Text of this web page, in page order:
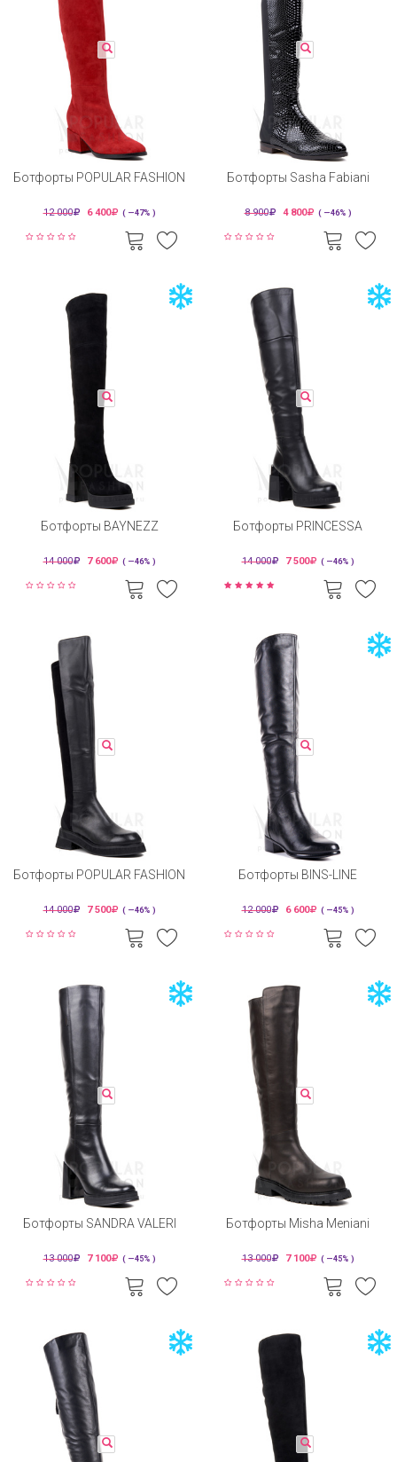
Ботфорты POPULAR FASHION
12 000 6 400 ( —47% )
Ботфорты Sasha Fabiani
8 900 4 800 ( —46% )
Ботфорты BAYNEZZ
14 000 7 600 ( —46% )
Ботфорты PRINCESSA
14 000 7 500 ( —46% )
Ботфорты POPULAR FASHION
14 000 7 500 ( —46% )
Ботфорты BINS-LINE
12 000 6 600 ( —45% )
Ботфорты SANDRA VALERI
13 000 7 100 ( —45% )
Ботфорты Misha Meniani
13 000 7 100 ( —45% )